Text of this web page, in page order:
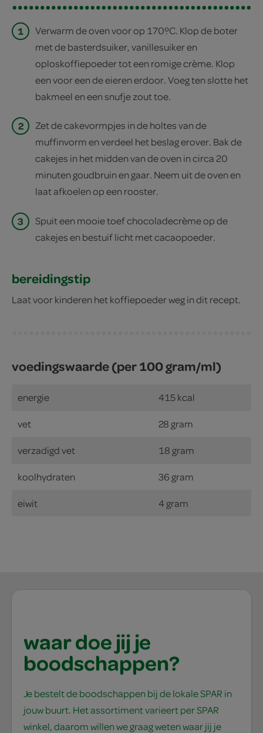
1
Verwarm de oven voor op 170ºC. Klop de boter
met de basterdsuiker, vanillesuiker en
oploskoffiepoeder tot een romige crème. Klop
een voor een de eieren erdoor. Voeg ten slotte het
bakmeel en een snufje zout toe.
2
Zet de cakevormpjes in de holtes van de
muffinvorm en verdeel het beslag erover. Bak de
cakejes in het midden van de oven in circa 20
minuten goudbruin en gaar. Neem uit de oven en
laat afkoelen op een rooster.
3
Spuit een mooie toef chocoladecrème op de
cakejes en bestuif licht met cacaopoeder.
bereidingstip
Laat voor kinderen het koffiepoeder weg in dit recept.
voedingswaarde (per 100 gram/ml)
energie 415 kcal
vet 28 gram
verzadigd vet 18 gram
koolhydraten 36 gram
eiwit 4 gram
waar doe jij je
boodschappen?
Je bestelt de boodschappen bij de lokale SPAR in
jouw buurt. Het assortiment varieert per SPAR
winkel, daarom willen we graag weten waar jij je